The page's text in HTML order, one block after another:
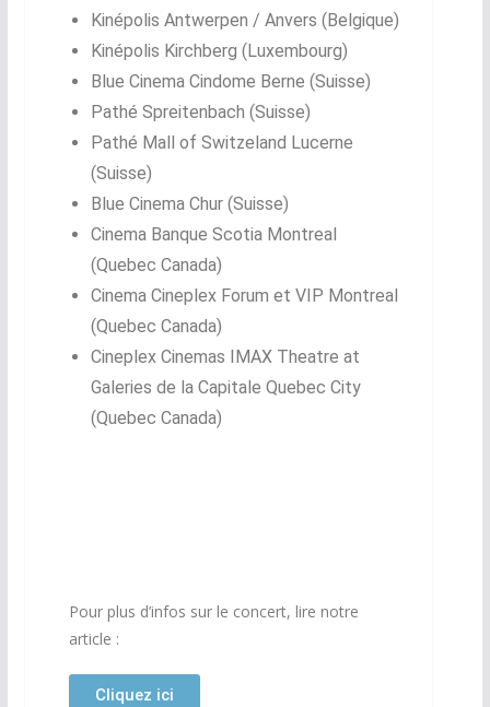
Kinépolis Antwerpen / Anvers (Belgique)
Kinépolis Kirchberg (Luxembourg)
Blue Cinema Cindome Berne (Suisse)
Pathé Spreitenbach (Suisse)
Pathé Mall of Switzeland Lucerne
(Suisse)
Blue Cinema Chur (Suisse)
Cinema Banque Scotia Montreal
(Quebec Canada)
Cinema Cineplex Forum et VIP Montreal
(Quebec Canada)
Cineplex Cinemas IMAX Theatre at
Galeries de la Capitale Quebec City
(Quebec Canada)
Pour plus d’infos sur le concert, lire notre
article :
Cliquez ici